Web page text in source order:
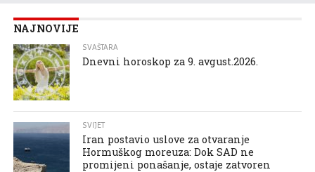
NAJNOVIJE
SVAŠTARA
Dnevni horoskop za 9. avgust.2026.
SVIJET
Iran postavio uslove za otvaranje
Hormuškog moreuza: Dok SAD ne
promijeni ponašanje, ostaje zatvoren